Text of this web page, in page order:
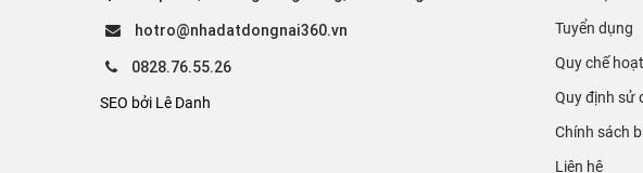
hotro@nhadatdongnai360.vn
0828.76.55.26
SEO bởi Lê Danh
Tuyển dụng
Quy chế
Quy định sử
Chính sách
Liên hệ